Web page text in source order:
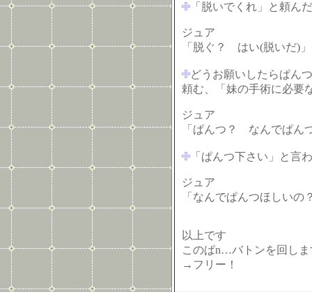
「脱いでくれ」と頼ん
ジュア
「脱ぐ？ はい(脱いだ)」
どうお願いしたらぱん
頼む、「妹の手術に必要
ジュア
「ぱんつ？ なんでぱん
「ぱんつ下さい」と言
ジュア
「なんでぱんつほしいの
以上です
このぱn…バトンを回しま
→フリー！